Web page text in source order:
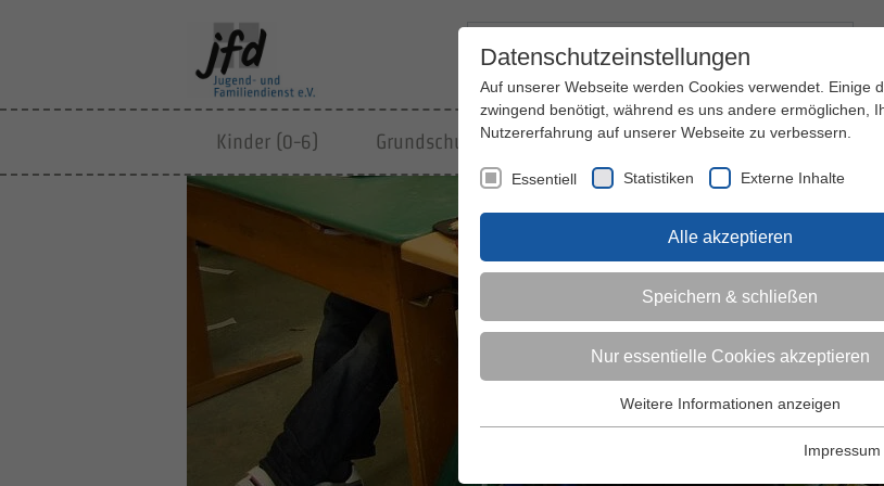
Kinder (0-6) Grundschulkinder Jugendliche Erwachsene
Datenschutzeinstellungen
Auf unserer Webseite werden Cookies verwendet. Einige
zwingend benötigt, während es uns andere ermöglichen,
Nutzererfahrung auf unserer Webseite zu verbessern.
Essentiell Statistiken Externe Inhalte
Alle akzeptieren
Speichern & schließen
Nur essentielle Cookies akzeptieren
Essentielle Cookies werden für grundlegende
Weitere Informationen anzeigen
Impressum